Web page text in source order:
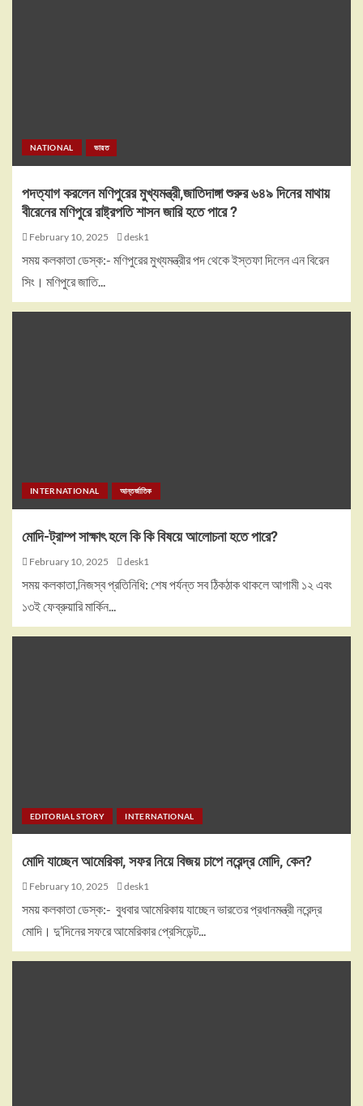
NATIONAL ভারত
পদত্যাগ করলেন মণিপুরের মুখ্যমন্ত্রী,জাতিদাঙ্গা শুরুর ৬৪৯ দিনের মাথায়
বীরেনের মণিপুরে রাষ্ট্রপতি শাসন জারি হতে পারে ?
February 10, 2025 desk1
সময় কলকাতা ডেস্ক:- মণিপুরের মুখ্যমন্ত্রীর পদ থেকে ইস্তফা দিলেন এন বিরেন
সিং। মণিপুরে জাতি...
INTERNATIONAL আন্তর্জাতিক
মোদি-ট্রাম্প সাক্ষাৎ হলে কি কি বিষয়ে আলোচনা হতে পারে?
February 10, 2025 desk1
সময় কলকাতা,নিজস্ব প্রতিনিধি: শেষ পর্যন্ত সব ঠিকঠাক থাকলে আগামী ১২ এবং
১৩ই ফেব্রুয়ারি মার্কিন...
EDITORIAL STORY INTERNATIONAL
মোদি যাচ্ছেন আমেরিকা, সফর নিয়ে বিজয় চাপে নরেন্দ্র মোদি, কেন?
February 10, 2025 desk1
সময় কলকাতা ডেস্ক:- বুধবার আমেরিকায় যাচ্ছেন ভারতের প্রধানমন্ত্রী নরেন্দ্র
মোদি। দু’দিনের সফরে আমেরিকার প্রেসিডেন্ট...